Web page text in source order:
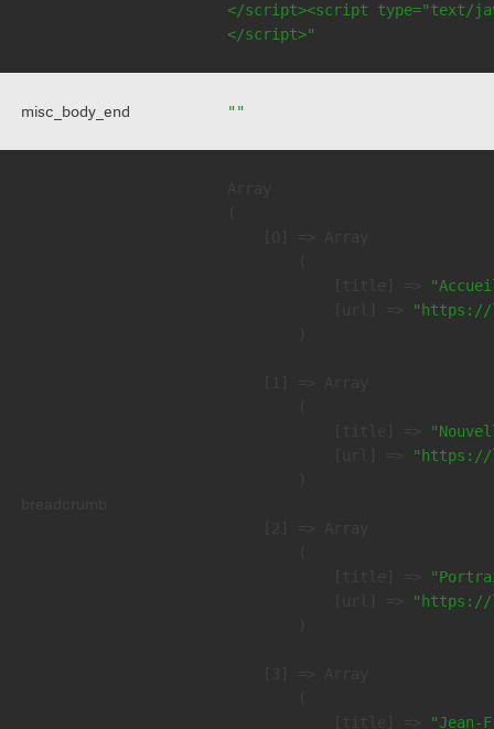
</script><script type="text/
</script>"
misc_body_end ""
"https://
"https://
"https://
"Jean-